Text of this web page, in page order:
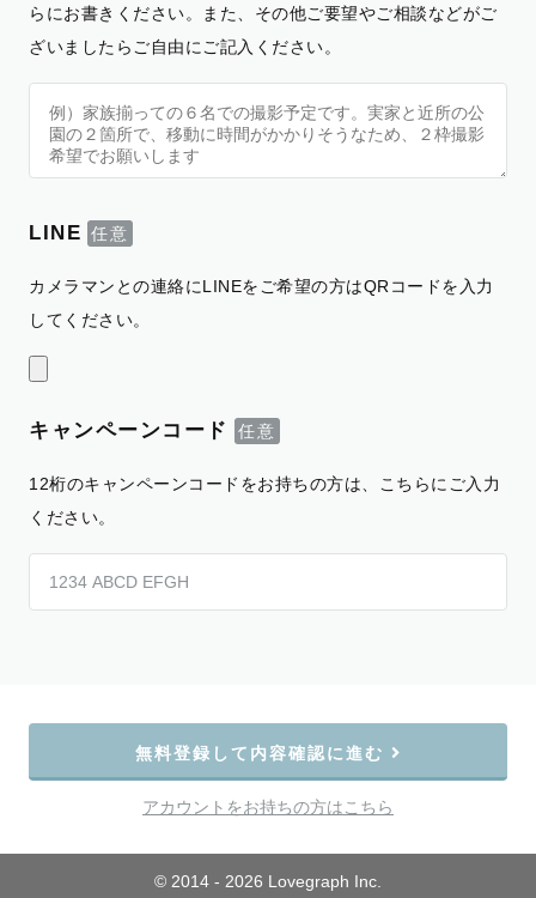
らにお書きください。また、その他ご要望やご相談などがご
ざいましたらご自由にご記入ください。
LINE
カメラマンとの連絡にLINEをご希望の方はQRコードを入力
してください。
キャンペーンコード
12桁のキャンペーンコードをお持ちの方は、こちらにご入力
ください。
無料登録して内容確認に進む
アカウントをお持ちの方はこちら
© 2014 - 2026 Lovegraph Inc.